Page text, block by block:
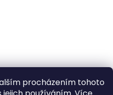
procházením tohoto